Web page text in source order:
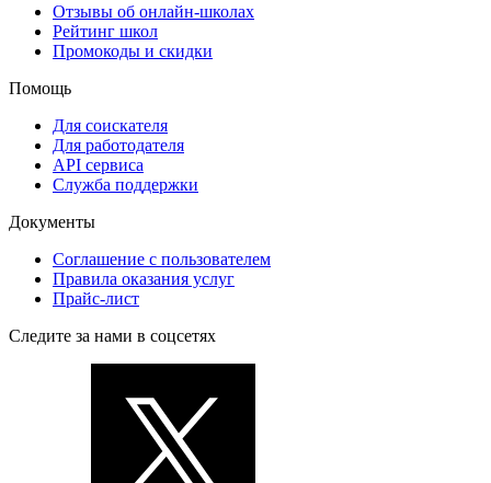
Отзывы об онлайн-школах
Рейтинг школ
Промокоды и скидки
Помощь
Для соискателя
Для работодателя
API сервиса
Служба поддержки
Документы
Соглашение с пользователем
Правила оказания услуг
Прайс-лист
Следите за нами в соцсетях